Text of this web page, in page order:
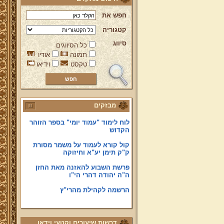
חפש את
קטגוריה
סיווג
כל הסיווגים
תמונה
אודיו
טקסט
וידיאו
מבזקים
(י'כוננם ע'ליון א'מן). הודעה לגולשי
האתר! הבעלות על אתר זה הינה
פרטית, וכל התכנים המובאים הינם
באחריות עורך האתר בלבד. אין למרן
הגר"י רצאבי שליט"א כל אחריות על
המתפרסם באתר, ואינו מודע לדברים
המפורסמים בו.
קווים לדמותו של מהרי"ץ זצוק"ל
פניה נרגשת אל אחינו בני עדת תימן
יע"א די בכל אתר ואתר
טופס הוראת קבע
הקדוש
קול קורא לעמוד על משמר מסורת
ק"ק תימן יע"א וחיזוקה
פרשת השבוע להאזנה מאת החזן
ה"ה יהודה דהרי הי"ו
הרשמה לקהילת מהרי"ץ